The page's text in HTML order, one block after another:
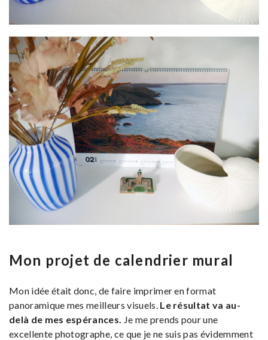
Mon projet de calendrier mural
Mon idée était donc, de faire imprimer en format
panoramique mes meilleurs visuels. Le résultat va au-
delà de mes espérances. Je me prends pour une
excellente photographe, ce que je ne suis pas évidemment